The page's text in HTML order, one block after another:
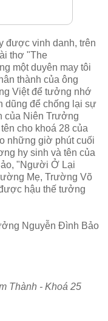
được vinh danh, trên
thơ "The
một duyên may tôi
thành của ông
Việt để tưởng nhớ
dũng để chống lại sự
của Niên Trưởng
cho khoá 28 của
những giờ phút cuối
hy sinh và tên của
"Người Ở Lại
Mẹ, Trường Võ
hậu thế tưởng
Nguyễn Đình Bảo
Thành - Khoá 25